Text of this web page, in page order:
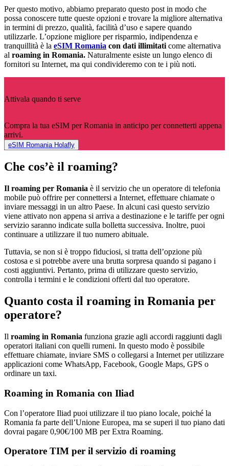
Per questo motivo, abbiamo preparato questo post in modo che
possa conoscere tutte queste opzioni e trovare la migliore alternativa
in termini di prezzo, qualità, facilità d’uso e sapere quando
utilizzarle. L’opzione migliore per risparmio, indipendenza e
tranquillità è la eSIM Romania con dati illimitati come alternativa
al roaming in Romania. Naturalmente esiste un lungo elenco di
fornitori su Internet, ma qui condivideremo con te i più noti.
Attivala quando ti serve
Compra la tua eSIM per Romania in anticipo per connetterti appena
arrivi.
eSIM Romania Holafly
Che cos’è il roaming?
Il roaming per Romania è il servizio che un operatore di telefonia
mobile può offrire per connettersi a Internet, effettuare chiamate o
inviare messaggi in un altro Paese. In alcuni casi questo servizio
viene attivato non appena si arriva a destinazione e le tariffe per ogni
servizio saranno indicate sulla bolletta successiva. Inoltre, puoi
continuare a utilizzare il tuo numero abituale.
Tuttavia, se non si è troppo fiduciosi, si tratta dell’opzione più
costosa e si potrebbe avere una brutta sorpresa quando si pagano i
costi aggiuntivi. Pertanto, prima di utilizzare questo servizio,
controlla i termini e le condizioni offerti dal tuo operatore.
Quanto costa il roaming in Romania per
operatore?
Il roaming in Romania funziona grazie agli accordi raggiunti dagli
operatori italiani con quelli rumeni. In questo modo è possibile
effettuare chiamate, inviare SMS o collegarsi a Internet per utilizzare
applicazioni come WhatsApp, Facebook, Google Maps, GPS o
ordinare un taxi.
Roaming in Romania con Iliad
Con l’operatore Iliad puoi utilizzare il tuo piano locale, poiché la
Romania fa parte dell’Unione Europea, ma se superi il tuo piano dati
dovrai pagare 0,90€/100 MB per Extra Roaming.
Operatore TIM per il servizio di roaming